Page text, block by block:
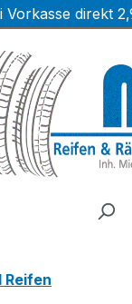
direkt
Reifen